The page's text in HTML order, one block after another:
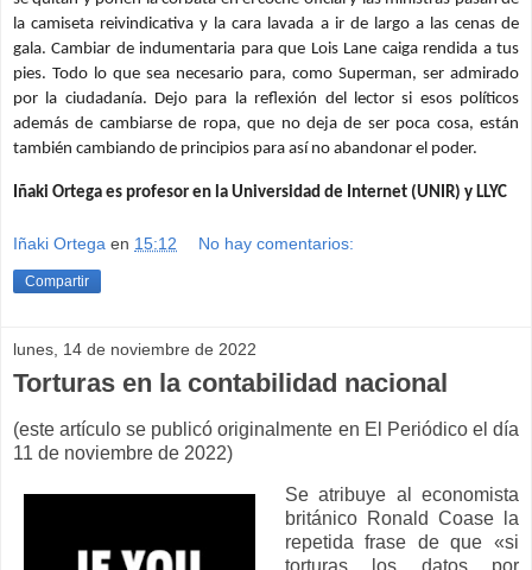
la camiseta reivindicativa y la cara lavada a ir de largo a las cenas de
gala. Cambiar de indumentaria para que Lois Lane caiga rendida a tus
pies. Todo lo que sea necesario para, como Superman, ser admirado
por la ciudadanía. Dejo para la reflexión del lector si esos políticos
además de cambiarse de ropa, que no deja de ser poca cosa, están
también cambiando de principios para así no abandonar el poder.
Iñaki Ortega es profesor en la Universidad de Internet (UNIR) y LLYC
Iñaki Ortega en 15:12 No hay comentarios:
Compartir
lunes, 14 de noviembre de 2022
Torturas en la contabilidad nacional
(este artículo se publicó originalmente en El Periódico el día
11 de noviembre de 2022)
Se atribuye al economista
británico Ronald Coase la
repetida frase de que «si